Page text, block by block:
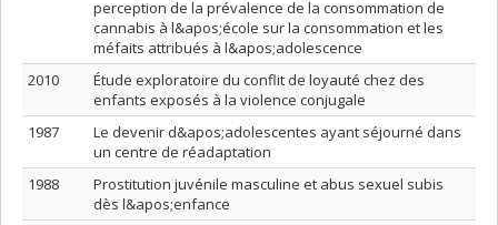
perception de la prévalence de la consommation de
cannabis à l&apos;école sur la consommation et les
méfaits attribués à l&apos;adolescence
2010
Étude exploratoire du conflit de loyauté chez des
enfants exposés à la violence conjugale
1987
Le devenir d&apos;adolescentes ayant séjourné dans
un centre de réadaptation
1988
Prostitution juvénile masculine et abus sexuel subis
dès l&apos;enfance